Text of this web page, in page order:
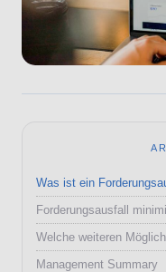
Was ist ein
Forderungsausfall
Welche weiteren
Management Summary